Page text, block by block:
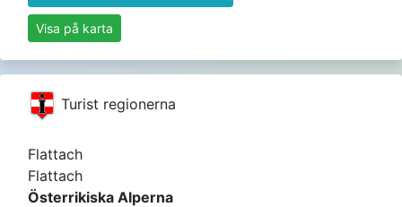
Visa på karta
Turist regionerna
Flattach
Flattach
Österrikiska Alperna